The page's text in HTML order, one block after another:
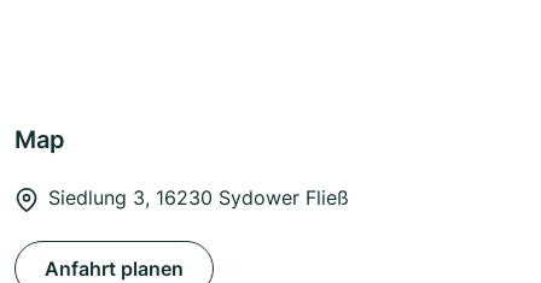
Map
Siedlung 3, 16230 Sydower Fließ
Anfahrt planen